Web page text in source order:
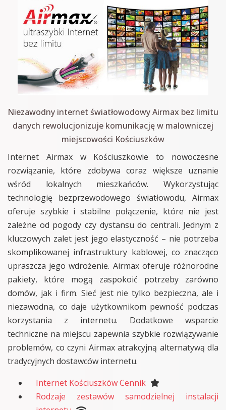
Niezawodny internet światłowodowy Airmax bez limitu
danych rewolucjonizuje komunikację w malowniczej
miejscowości Kościuszków
Internet Airmax w Kościuszkowie to nowoczesne
rozwiązanie, które zdobywa coraz większe uznanie
wśród lokalnych mieszkańców. Wykorzystując
technologię bezprzewodowego światłowodu, Airmax
oferuje szybkie i stabilne połączenie, które nie jest
zależne od pogody czy dystansu do centrali. Jednym z
kluczowych zalet jest jego elastyczność – nie potrzeba
skomplikowanej infrastruktury kablowej, co znacząco
upraszcza jego wdrożenie. Airmax oferuje różnorodne
pakiety, które mogą zaspokoić potrzeby zarówno
domów, jak i firm. Sieć jest nie tylko bezpieczna, ale i
niezawodna, co daje użytkownikom pewność podczas
korzystania z internetu. Dodatkowe wsparcie
techniczne na miejscu zapewnia szybkie rozwiązywanie
problemów, co czyni Airmax atrakcyjną alternatywą dla
tradycyjnych dostawców internetu.
Internet Kościuszków Cennik
Rodzaje zestawów samodzielnej instalacji